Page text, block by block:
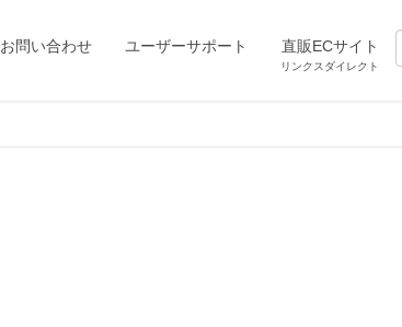
お問い合わせ ユーザーサポート 直販ECサイト
リンクスダイレクト